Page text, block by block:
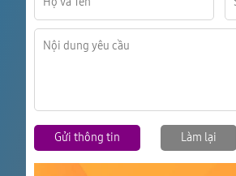
Gửi thông tin Làm lại